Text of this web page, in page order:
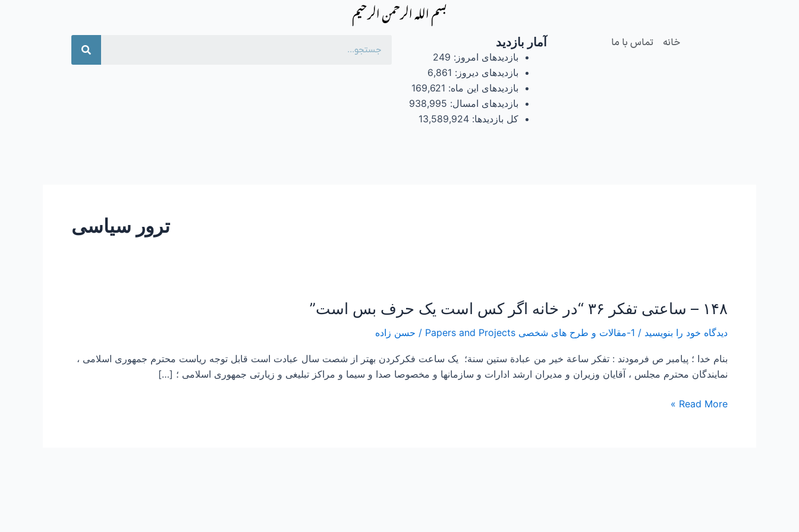
بسم الله الرحمن الرحیم
خانه تماس با ما آمار بازدید
بازدیدهای امروز: 249
بازدیدهای دیروز: 6,861
بازدیدهای این ماه: 169,621
بازدیدهای امسال: 938,995
کل بازدیدها:13,589,924
جستجو
ترور سیاسی
۱۴۸ – ساعتی تفکر ۳۶ “در خانه اگر کس است یک حرف بس است”
دیدگاه‌ خود را بنویسید / 1-مقالات و طرح های شخصی Papers and Projects / حسن زاده
بنام خدا ؛ پیامبر ص فرمودند : تفكر ساعة خير من عبادة ستين سنة؛ یک ساعت فکرکردن بهتر از شصت سال عبادت است قابل توجه ریاست محترم جمهوری اسلامی ،
نمایندگان محترم مجلس ، آقایان وزیران و مدیران ارشد ادارات و سازمانها و مخصوصا صدا و سیما و مراکز تبلیغی و زیارتی جمهوری اسلامی ؛ […]
۱۴۸
ساعتی
تفکر
۳۶
خانه
Read More »